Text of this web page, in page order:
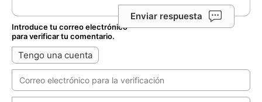
Enviar respuesta
Introduce tu correo electrónico
para verificar tu comentario.
Tengo una cuenta